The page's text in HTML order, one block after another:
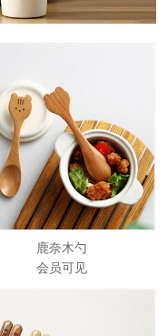
鹿奈木勺
会员可见